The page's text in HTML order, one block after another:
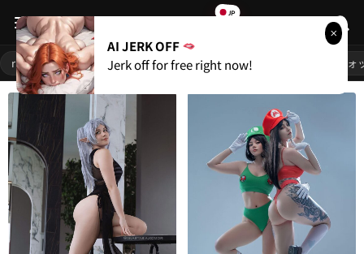
RULE34 JP
rule34 1girl 巨乳 ポルノ 変態おっぱい オーバーウォ
人気リンク
始める
ライブカメラ
無料ポルノ
人気カテゴリー
AI JERK OFF
Jerk off for free right now!